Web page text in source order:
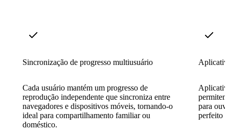
Sincronização de progresso multiusuário
Cada usuário mantém um progresso de
reprodução independente que sincroniza entre
navegadores e dispositivos móveis, tornando-o
ideal para compartilhamento familiar ou
doméstico.
para
perfeito